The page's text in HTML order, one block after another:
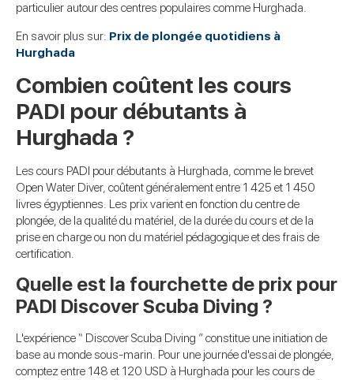
particulier autour des centres populaires comme Hurghada.
En savoir plus sur: Prix de plongée quotidiens à
Hurghada
Combien coûtent les cours
PADI pour débutants à
Hurghada ?
Les cours PADI pour débutants à Hurghada, comme le brevet
Open Water Diver, coûtent généralement entre 1 425 et 1 450
livres égyptiennes. Les prix varient en fonction du centre de
plongée, de la qualité du matériel, de la durée du cours et de la
prise en charge ou non du matériel pédagogique et des frais de
certification.
Quelle est la fourchette de prix pour
PADI Discover Scuba Diving ?
L'expérience “ Discover Scuba Diving ” constitue une initiation de
base au monde sous-marin. Pour une journée d'essai de plongée,
comptez entre 148 et 120 USD à Hurghada pour les cours de